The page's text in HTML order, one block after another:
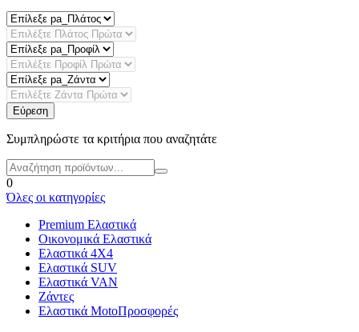
Εύρεση
Συμπληρώστε τα κριτήρια που αναζητάτε
0
Όλες οι κατηγορίες
Premium Ελαστικά
Οικονομικά Ελαστικά
Ελαστικά 4X4
Ελαστικά SUV
Ελαστικά VAN
Ζάντες
Ελαστικά MotoΠροσφορές